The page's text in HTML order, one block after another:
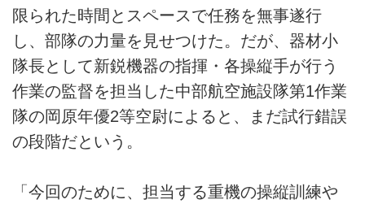
限られた時間とスペースで任務を無事遂行
し、部隊の力量を見せつけた。だが、器材小
隊長として新鋭機器の指揮・各操縦手が行う
作業の監督を担当した中部航空施設隊第1作業
隊の岡原年優2等空尉によると、まだ試行錯誤
の段階だという。
「今回のために、担当する重機の操縦訓練や